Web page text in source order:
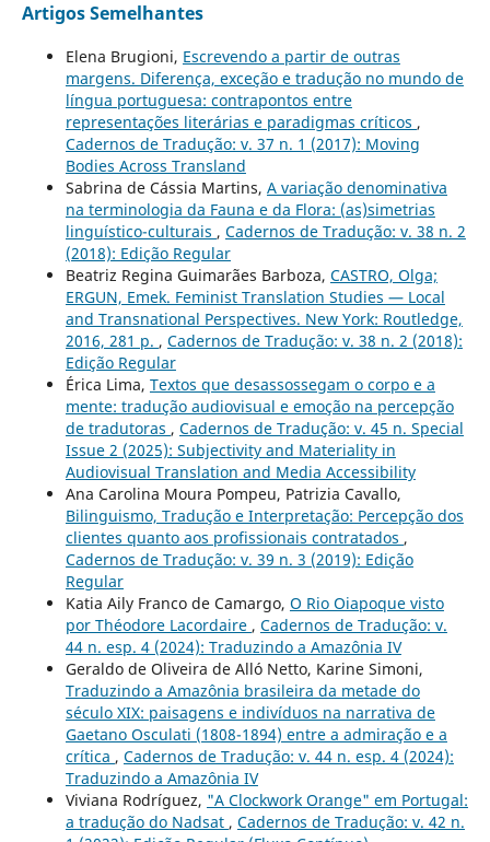
Artigos Semelhantes
Elena Brugioni, Escrevendo a partir de outras
margens. Diferença, exceção e tradução no mundo de
língua portuguesa: contrapontos entre
representações literárias e paradigmas críticos ,
Cadernos de Tradução: v. 37 n. 1 (2017): Moving
Bodies Across Transland
Sabrina de Cássia Martins, A variação denominativa
na terminologia da Fauna e da Flora: (as)simetrias
linguístico-culturais , Cadernos de Tradução: v. 38 n. 2
(2018): Edição Regular
Beatriz Regina Guimarães Barboza, CASTRO, Olga;
ERGUN, Emek. Feminist Translation Studies — Local
and Transnational Perspectives. New York: Routledge,
2016, 281 p. , Cadernos de Tradução: v. 38 n. 2 (2018):
Edição Regular
Érica Lima, Textos que desassossegam o corpo e a
mente: tradução audiovisual e emoção na percepção
de tradutoras , Cadernos de Tradução: v. 45 n. Special
Issue 2 (2025): Subjectivity and Materiality in
Audiovisual Translation and Media Accessibility
Ana Carolina Moura Pompeu, Patrizia Cavallo,
Bilinguismo, Tradução e Interpretação: Percepção dos
clientes quanto aos profissionais contratados ,
Cadernos de Tradução: v. 39 n. 3 (2019): Edição
Regular
Katia Aily Franco de Camargo, O Rio Oiapoque visto
por Théodore Lacordaire , Cadernos de Tradução: v.
44 n. esp. 4 (2024): Traduzindo a Amazônia IV
Geraldo de Oliveira de Alló Netto, Karine Simoni,
Traduzindo a Amazônia brasileira da metade do
século XIX: paisagens e indivíduos na narrativa de
Gaetano Osculati (1808-1894) entre a admiração e a
crítica , Cadernos de Tradução: v. 44 n. esp. 4 (2024):
Traduzindo a Amazônia IV
Viviana Rodríguez, "A Clockwork Orange" em Portugal:
a tradução do Nadsat , Cadernos de Tradução: v. 42 n.